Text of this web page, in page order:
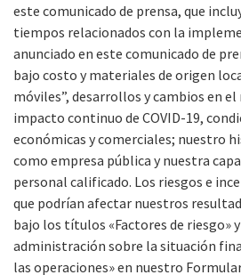
este comunicado de prensa, que
tiempos relacionados con la
anunciado en este comunicado de
bajo costo y materiales de origen
móviles”, desarrollos y cambios en
impacto continuo de COVID-19,
económicas y comerciales; nuestro
como empresa pública y nuestra
personal calificado. Los riesgos e
que podrían afectar nuestros
bajo los títulos «Factores de riesgo» y
administración sobre la situación
las operaciones» en nuestro